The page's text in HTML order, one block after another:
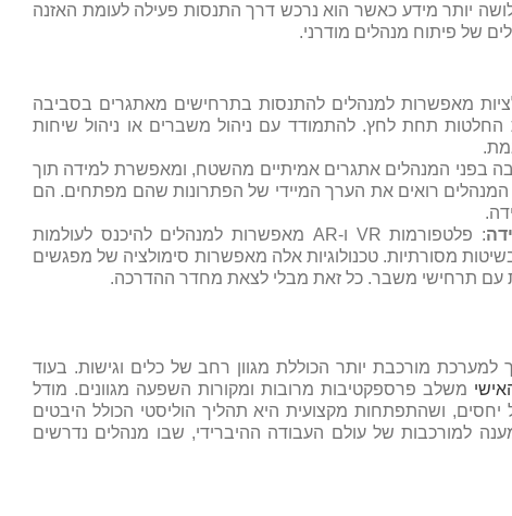
יותר מידע כאשר הוא נרכש דרך התנסות פעילה לעומת האזנה
של פיתוח מנהלים מודרני.
מאפשרות למנהלים להתנסות בתרחישים מאתגרים בסביבה
החלטות תחת לחץ. להתמודד עם ניהול משברים או ניהול שיחות
בפני המנהלים אתגרים אמיתיים מהשטח, ומאפשרת למידה תוך
המנהלים רואים את הערך המיידי של הפתרונות שהם מפתחים. הם
: פלטפורמות VR ו-AR מאפשרות למנהלים להיכנס לעולמות
מסורתיות. טכנולוגיות אלה מאפשרות סימולציה של מפגשים
עם תרחישי משבר. כל זאת מבלי לצאת מחדר ההדרכה.
למערכת מורכבת יותר הכוללת מגוון רחב של כלים וגישות. בעוד
משלב פרספקטיבות מרובות ומקורות השפעה מגוונים. מודל
ושהתפתחות מקצועית היא תהליך הוליסטי הכולל היבטים
מענה למורכבות של עולם העבודה ההיברידי, שבו מנהלים נדרשים